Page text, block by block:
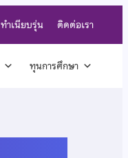
ทำเนียบรุ่น ติดต่อเรา
ทุนการศึกษา